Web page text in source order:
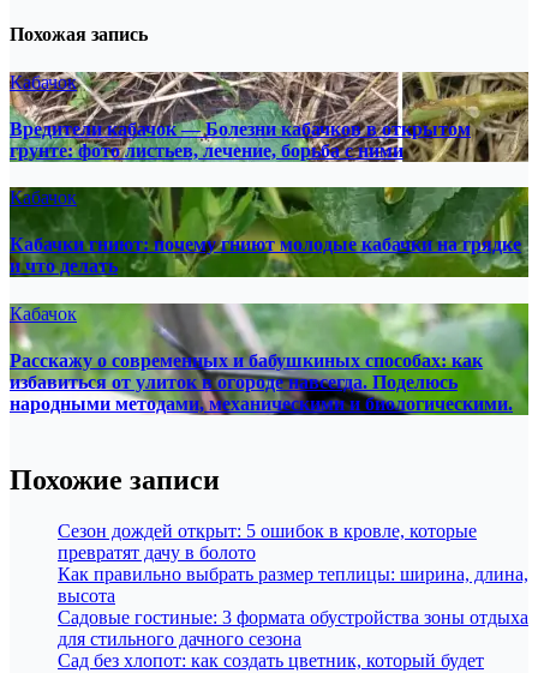
Похожая запись
Кабачок
Вредители кабачок — Болезни кабачков в открытом
грунте: фото листьев, лечение, борьба с ними
Кабачок
Кабачки гниют: почему гниют молодые кабачки на грядке
и что делать
Кабачок
Расскажу о современных и бабушкиных способах: как
избавиться от улиток в огороде навсегда. Поделюсь
народными методами, механическими и биологическими.
Похожие записи
Сезон дождей открыт: 5 ошибок в кровле, которые
превратят дачу в болото
Как правильно выбрать размер теплицы: ширина, длина,
высота
Садовые гостиные: 3 формата обустройства зоны отдыха
для стильного дачного сезона
Сад без хлопот: как создать цветник, который будет